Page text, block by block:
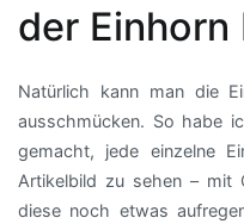
der Einhorn
Natürlich kann man die
ausschmücken. So habe
gemacht, jede einzelne
Artikelbild zu sehen – mit
diese noch etwas